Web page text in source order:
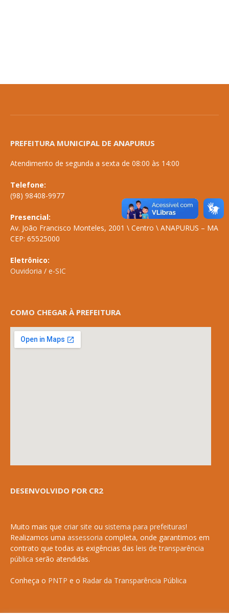
PREFEITURA MUNICIPAL DE ANAPURUS
Atendimento de segunda a sexta de 08:00 às 14:00
Telefone:
(98) 98408-9977
Presencial:
Av. João Francisco Monteles, 2001 \ Centro \ ANAPURUS – MA
CEP: 65525000
Eletrônico:
Ouvidoria / e-SIC
COMO CHEGAR À PREFEITURA
DESENVOLVIDO POR CR2
Muito mais que criar site ou sistema para prefeituras!
Realizamos uma assessoria completa, onde garantimos em
contrato que todas as exigências das leis de transparência
pública serão atendidas.
Conheça o PNTP e o Radar da Transparência Pública